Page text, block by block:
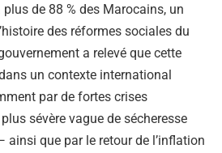
de 88 % des Marocains, un
des réformes sociales du
a relevé que cette
un contexte international
par de fortes crises
sévère vague de sécheresse
que par le retour de l’inflation